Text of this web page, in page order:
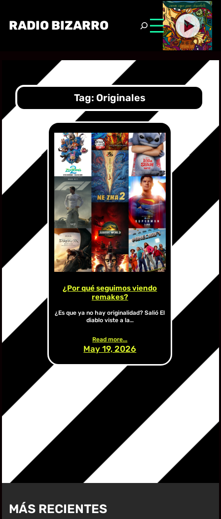
RADIO BIZARRO
Tag: Originales
¿Por qué seguimos viendo
remakes?
¿Es que ya no hay originalidad? Salió El
diablo viste a la…
Read more...
May 19, 2026
MÁS RECIENTES